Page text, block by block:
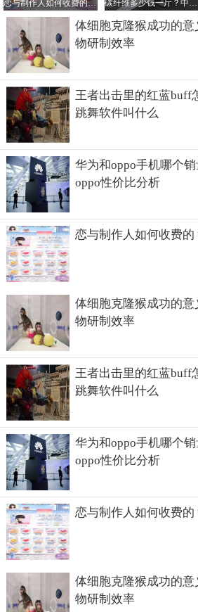
Oppo手机
华为手机
恋与制作人如何收费的？不花钱可以玩吗？ 碳纤维多少钱一斤？中国最好的碳纤维公司是哪家？
体细胞克隆猴成功的
物研制效率
王者出击里的红蓝buff
跳舞软件叫什么
华为和oppo手机哪个
oppo性价比分析
恋与制作人如何收费的
体细胞克隆猴成功的
物研制效率
王者出击里的红蓝buff
跳舞软件叫什么
华为和oppo手机哪个
oppo性价比分析
恋与制作人如何收费的
体细胞克隆猴成功的
物研制效率